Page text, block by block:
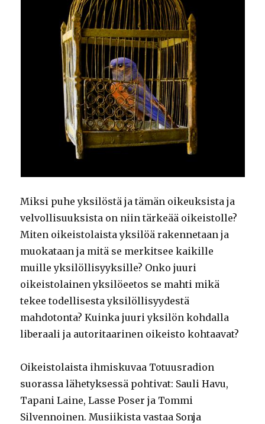
Miksi puhe yksilöstä ja tämän oikeuksista ja
velvollisuuksista on niin tärkeää oikeistolle?
Miten oikeistolaista yksilöä rakennetaan ja
muokataan ja mitä se merkitsee kaikille
muille yksilöllisyyksille? Onko juuri
oikeistolainen yksilöeetos se mahti mikä
tekee todellisesta yksilöllisyydestä
mahdotonta? Kuinka juuri yksilön kohdalla
liberaali ja autoritaarinen oikeisto kohtaavat?
Oikeistolaista ihmiskuvaa Totuusradion
suorassa lähetyksessä pohtivat: Sauli Havu,
Tapani Laine, Lasse Poser ja Tommi
Silvennoinen. Musiikista vastaa Sonja